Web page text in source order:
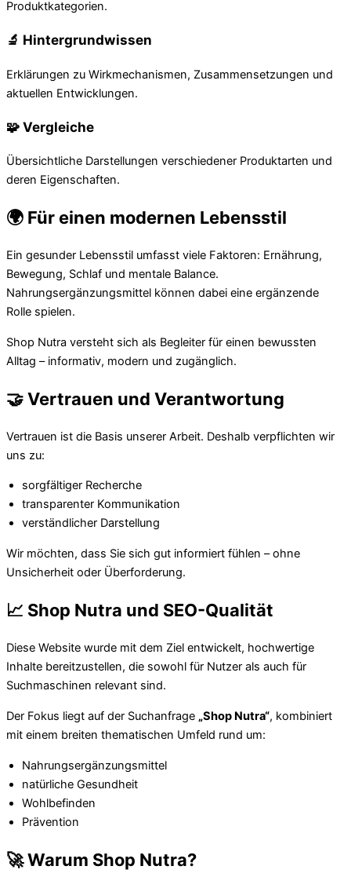
Produktkategorien.
🔬 Hintergrundwissen
Erklärungen zu Wirkmechanismen, Zusammensetzungen und
aktuellen Entwicklungen.
🧩 Vergleiche
Übersichtliche Darstellungen verschiedener Produktarten und
deren Eigenschaften.
🌍 Für einen modernen Lebensstil
Ein gesunder Lebensstil umfasst viele Faktoren: Ernährung,
Bewegung, Schlaf und mentale Balance.
Nahrungsergänzungsmittel können dabei eine ergänzende
Rolle spielen.
Shop Nutra versteht sich als Begleiter für einen bewussten
Alltag – informativ, modern und zugänglich.
🤝 Vertrauen und Verantwortung
Vertrauen ist die Basis unserer Arbeit. Deshalb verpflichten wir
uns zu:
sorgfältiger Recherche
transparenter Kommunikation
verständlicher Darstellung
Wir möchten, dass Sie sich gut informiert fühlen – ohne
Unsicherheit oder Überforderung.
📈 Shop Nutra und SEO-Qualität
Diese Website wurde mit dem Ziel entwickelt, hochwertige
Inhalte bereitzustellen, die sowohl für Nutzer als auch für
Suchmaschinen relevant sind.
Der Fokus liegt auf der Suchanfrage „Shop Nutra“, kombiniert
mit einem breiten thematischen Umfeld rund um:
Nahrungsergänzungsmittel
natürliche Gesundheit
Wohlbefinden
Prävention
🚀 Warum Shop Nutra?